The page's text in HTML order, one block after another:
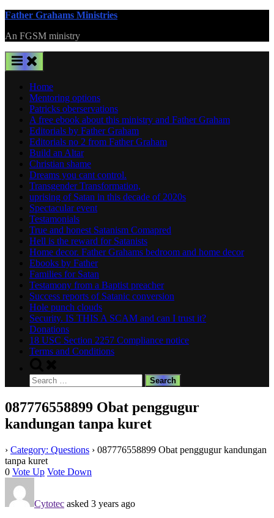
Skip
content
Father Grahams Ministries
An FGSM ministry
Home
Mentoring options
Patricks oberservations
A free ebook about this ministry and Father Graham
Editorials by Father Graham
Editorials no 2 from Father Graham
Build an Altar
Christian shame
Dreams you cant control.
Transgender Transformation,
uprising of Satan in this decade of 2020s
Spectacular event
Testamonials
True and honest Satanism Comapred
Hell is the reward for Satanists
Home decor. Father Grahams bedroom and home decor
Ebooks by Father
Families for Satan
Testamony from a Baptist preacher
Success reports of Satanic conversion
Hole punch clouds
Security. IS THIS A SCAM and can I trust it?
Donations
18 USC Section 2257 Compliance notice
Terms and Conditions
search
form
Search
for:
087776558899 Obat penggugur
kandungan tanpa kuret
› Category: Questions › 087776558899 Obat penggugur kandungan
tanpa kuret
0 Vote Up Vote Down
Cytotec asked 3 years ago